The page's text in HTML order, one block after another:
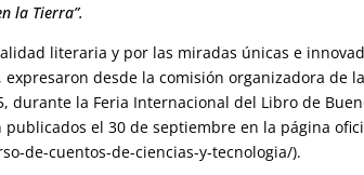
la Tierra”.
literaria y por las miradas únicas e
expresaron desde la comisión organizadora de
durante la Feria Internacional del Libro de
el 30 de septiembre en la página
de-cuentos-de-ciencias-y-tecnologia/).